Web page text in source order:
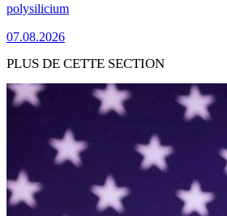
polysilicium
07.08.2026
PLUS DE CETTE SECTION